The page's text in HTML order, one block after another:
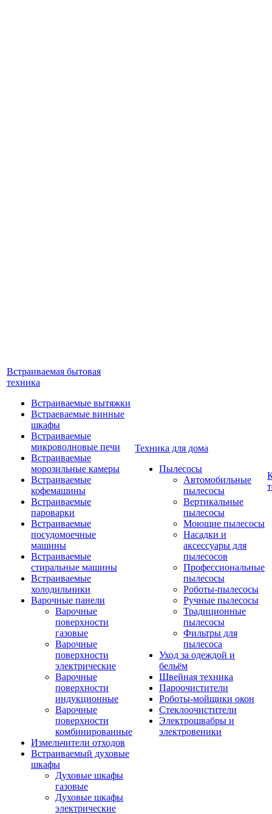
Встраиваемая бытовая
техника
Встраиваемые вытяжки
Встраеваемые винные
шкафы
Встраиваемые
микроволновые печи
Встраиваемые
морозильные камеры
Встраиваемые
кофемашины
Встраиваемые
пароварки
Встраиваемые
посудомоечные
машины
Встраиваемые
стиральные машины
Встраиваемые
холодильники
Варочные панели
Варочные
поверхности
газовые
Варочные
поверхности
электрические
Варочные
поверхности
индукционные
Варочные
поверхности
комбинированные
Измельчители отходов
Встраиваемый духовые
шкафы
Духовые шкафы
газовые
Духовые шкафы
электрические
Техника для дома
Пылесосы
Автомобильные
пылесосы
Вертикальные
пылесосы
Моющие пылесосы
Насадки и
аксессуары для
пылесосов
Профессиональные
пылесосы
Роботы-пылесосы
Ручные пылесосы
Традиционные
пылесосы
Фильтры для
пылесоса
Уход за одеждой и
бельём
Швейная техника
Пароочистители
Роботы-мойщики окон
Стеклоочистители
Электрошвабры и
электровеники